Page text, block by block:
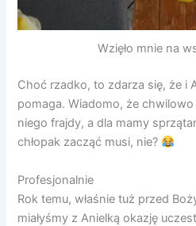
Wzięło mnie na
Choć rzadko, to zdarza się, że i
pomaga. Wiadomo, że
niego frajdy, a dla mamy
chłopak zacząć musi, nie?
Profesjonalnie
Rok temu, właśnie tuż przed
miałyśmy z Anielką okazję